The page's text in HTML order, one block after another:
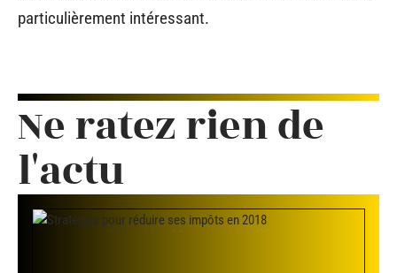
particulièrement intéressant.
Ne ratez rien de
l'actu